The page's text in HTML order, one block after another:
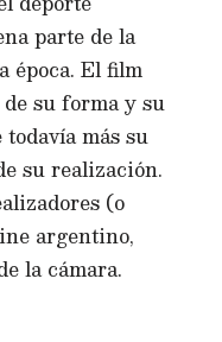
parte de la
época. El film
su forma y su
más su
su realización.
(o
argentino,
la cámara.